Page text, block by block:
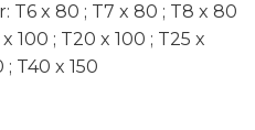
T6 x 80 ; T7 x 80 ; T8 x 80
100 ; T20 x 100 ; T25 x
T40 x 150